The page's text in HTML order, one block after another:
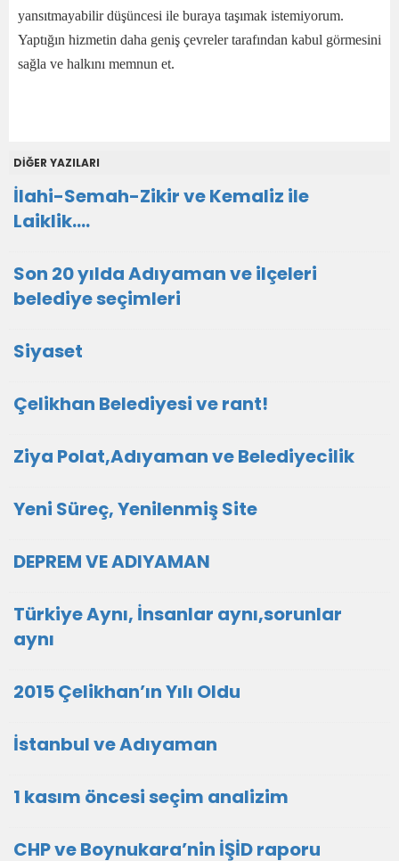
yansıtmayabilir düşüncesi ile buraya taşımak istemiyorum.
Yaptığın hizmetin daha geniş çevreler tarafından kabul görmesini
sağla ve halkını memnun et.
DİĞER YAZILARI
İlahi-Semah-Zikir ve Kemaliz ile
Laiklik….
Son 20 yılda Adıyaman ve ilçeleri
belediye seçimleri
Siyaset
Çelikhan Belediyesi ve rant!
Ziya Polat,Adıyaman ve Belediyecilik
Yeni Süreç, Yenilenmiş Site
DEPREM VE ADIYAMAN
Türkiye Aynı, İnsanlar aynı,sorunlar
aynı
2015 Çelikhan’ın Yılı Oldu
İstanbul ve Adıyaman
1 kasım öncesi seçim analizim
CHP ve Boynukara’nin İŞİD raporu